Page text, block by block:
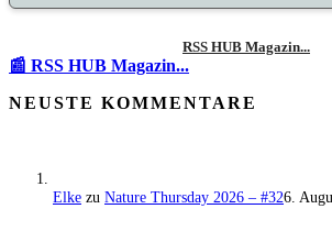
RSS HUB Magazin...
📰 RSS HUB Magazin...
NEUSTE KOMMENTARE
Elke zu Nature Thursday 2026 – #326.